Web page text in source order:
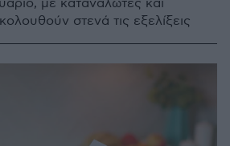
με καταναλωτές και
στενά τις εξελίξεις